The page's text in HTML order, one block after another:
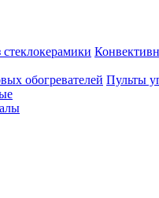
обогревателей Пульты